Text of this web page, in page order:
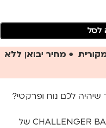
לסל
• מחיר יבואן ללא
לכם נוח ופרקטי?
הכירו את תיק הגב CHALLENGER BACKPACK של